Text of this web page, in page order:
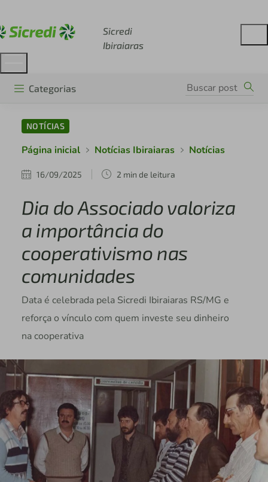
Sicredi
Ibiraiaras
Categorias
NOTÍCIAS
Página inicial Notícias Ibiraiaras Notícias
16/09/2025 2 min de leitura
Dia do Associado valoriza
a importância do
cooperativismo nas
comunidades
Data é celebrada pela Sicredi Ibiraiaras RS/MG e
reforça o vínculo com quem investe seu dinheiro
na cooperativa